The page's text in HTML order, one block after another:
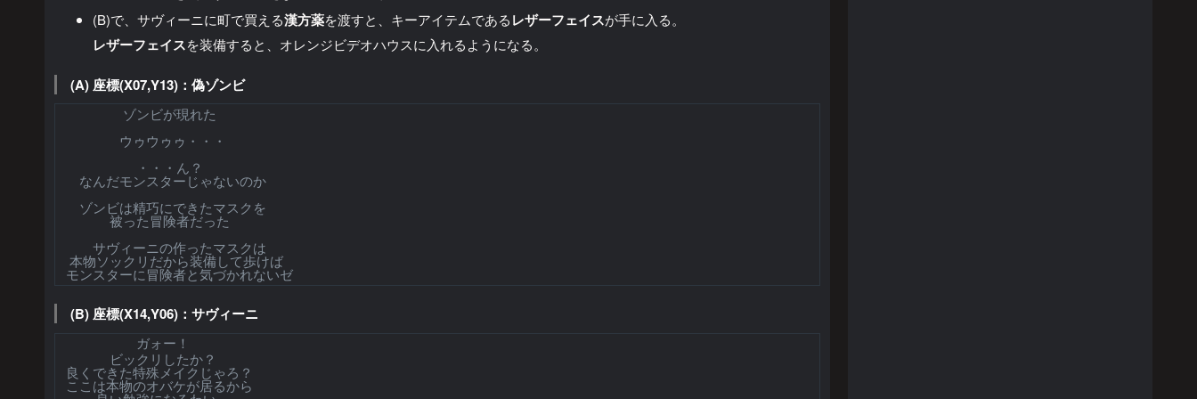
(B)で、サヴィーニに町で買える漢方薬を渡すと、キーアイテムであるレザーフェイスが手に入る。
レザーフェイスを装備すると、オレンジビデオハウスに入れるようになる。
(A) 座標(X07,Y13)：偽ゾンビ
ゾンビが現れた
ウゥウゥゥ・・・
・・・ん？
なんだモンスターじゃないのか
ゾンビは精巧にできたマスクを
被った冒険者だった
サヴィーニの作ったマスクは
本物ソックリだから装備して歩けば
モンスターに冒険者と気づかれないゼ
(B) 座標(X14,Y06)：サヴィーニ
ガォー！
ビックリしたか？
良くできた特殊メイクじゃろ？
ここは本物のオバケが居るから